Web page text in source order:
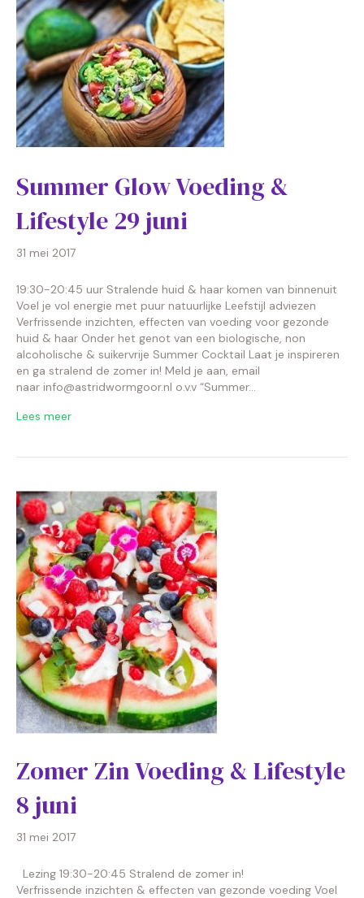
Summer Glow Voeding &
Lifestyle 29 juni
31 mei 2017
19:30-20:45 uur Stralende huid & haar komen van binnenuit
Voel je vol energie met puur natuurlijke Leefstijl adviezen
Verfrissende inzichten, effecten van voeding voor gezonde
huid & haar Onder het genot van een biologische, non
alcoholische & suikervrije Summer Cocktail Laat je inspireren
en ga stralend de zomer in! Meld je aan, email
naar info@astridwormgoor.nl o.v.v “Summer…
Lees meer
Zomer Zin Voeding & Lifestyle
8 juni
31 mei 2017
Lezing 19:30-20:45 Stralend de zomer in!
Verfrissende inzichten & effecten van gezonde voeding Voel